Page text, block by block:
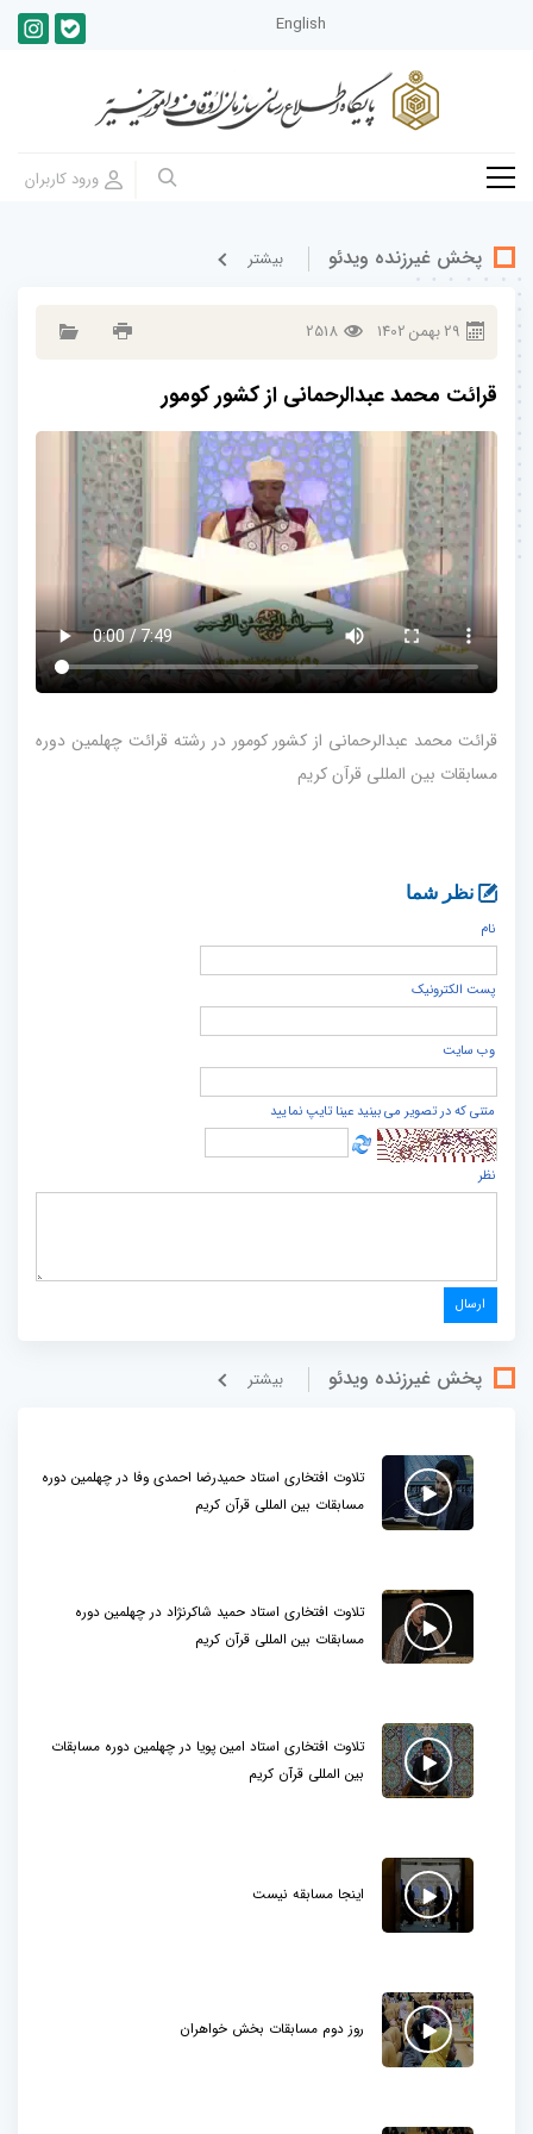
English
پخش غيرزنده ویدئو بيشتر
29بهمن1402
2518
قرائت محمد عبدالرحمانی از کشور کومور
قرائت محمد عبدالرحمانی از کشور کومور در رشته قرائت چهلمین دوره
مسابقات بین المللی قرآن کریم
نظر شما
نام
پست الكترونيک
وب سایت
متنی که در تصویر می بینید عینا تایپ نمایید
نظر
پخش غيرزنده ویدئو بيشتر
تلاوت افتخاری استاد حمیدرضا احمدی وفا در چهلمین دوره
مسابقات بین المللی قرآن کریم
تلاوت افتخاری استاد حمید شاکرنژاد در چهلمین دوره
مسابقات بین المللی قرآن کریم
تلاوت افتخاری استاد امین پویا در چهلمین دوره مسابقات
بین المللی قرآن کریم
اینجا مسابقه نیست
روز دوم مسابقات بخش خواهران